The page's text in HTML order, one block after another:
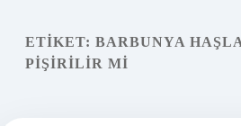
Yasal Uyarı
ETIKET: BARBUNYA
PIŞIRILIR MI